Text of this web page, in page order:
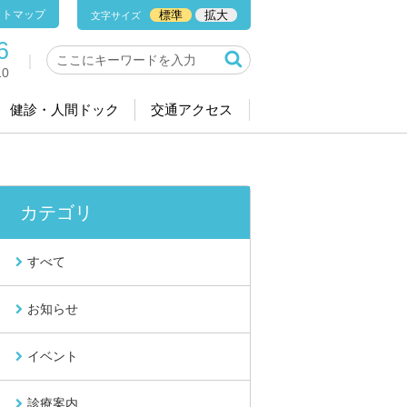
マップ 文字サイズ 標準 拡大
健診・人間ドック 交通アクセス
カテゴリ
すべて
お知らせ
イベント
診療案内